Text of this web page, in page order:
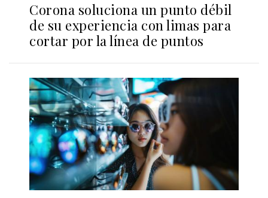
Corona soluciona un punto débil
de su experiencia con limas para
cortar por la línea de puntos